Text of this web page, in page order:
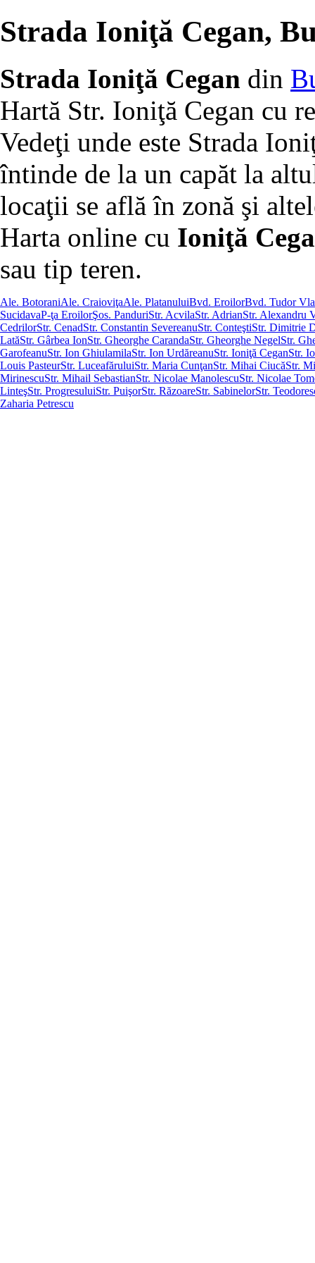
Strada Ioniţă Cegan,
Strada Ioniţă Cegan din
Hartă Str. Ioniţă Cegan cu
Vedeţi unde este Strada
întinde de la un capăt la
locaţii se află în zonă şi
Harta online cu Ioniţă
sau tip teren.
Ale. BotoraniAle. CraioviţaAle. PlatanuluiBvd. EroilorBvd. Tudor
SucidavaP-ţa EroilorŞos. PanduriStr. AcvilaStr. AdrianStr. Alexandru
CedrilorStr. CenadStr. Constantin SevereanuStr. ConteştiStr. Dimitrie
LatăStr. Gârbea IonStr. Gheorghe CarandaStr. Gheorghe NegelStr.
GarofeanuStr. Ion GhiulamilaStr. Ion UrdăreanuStr. Ioniţă CeganStr.
Louis PasteurStr. LuceafăruluiStr. Maria CunţanStr. Mihai CiucăStr.
MirinescuStr. Mihail SebastianStr. Nicolae ManolescuStr. Nicolae
LinteşStr. ProgresuluiStr. PuişorStr. RăzoareStr. SabinelorStr.
Zaharia Petrescu